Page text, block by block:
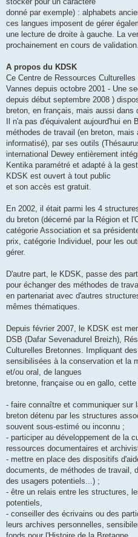
donné par exemple) : alphabets
ces langues imposent de gérer
une lecture de droite à gauche. La
prochainement en cours de validation.
A propos du KDSK
Ce Centre de Ressources
Vannes depuis octobre 2001 - Une
depuis début septembre 2008 )
breton, en français, mais aussi dans
Il n'a pas d'équivalent aujourd'hui
méthodes de travail (en breton, mais
informatisé), par ses outils
international Dewey entièrement
Kentika paramétré et adapté à la
KDSK est ouvert à tout public
et son accès est gratuit.
En 2002, il était parmi les 4
du breton (décerné par la Région et
catégorie Association et sa
prix, catégorie Individuel, pour les
gérer.
D'autre part, le KDSK, passe des
pour échanger des méthodes de
en partenariat avec d'autres
mêmes thématiques.
Depuis février 2007, le KDSK est
DSB (Dafar Sevenadurel Breizh),
Culturelles Bretonnes. Impliquant
sensibilisées à la conservation et la
et/ou oral, de langues
bretonne, française ou en gallo,
- faire connaître et communiquer sur
breton détenu par les structures
souvent sous-estimé ou inconnu ;
- participer au développement de la
ressources documentaires et
- mettre en place des dispositifs
documents, de méthodes de travail,
des usagers potentiels...) ;
- être un relais entre les structures,
potentiels,
- conseiller des écrivains ou des
leurs archives personnelles,